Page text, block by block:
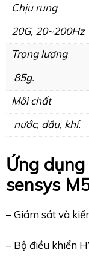
Chịu rung
20G, 20~200Hz
Trọng lượng
85g.
Môi chất
nước, dầu, khí.
Ứng
sensys
– Giám sát và
– Bộ điều khiển